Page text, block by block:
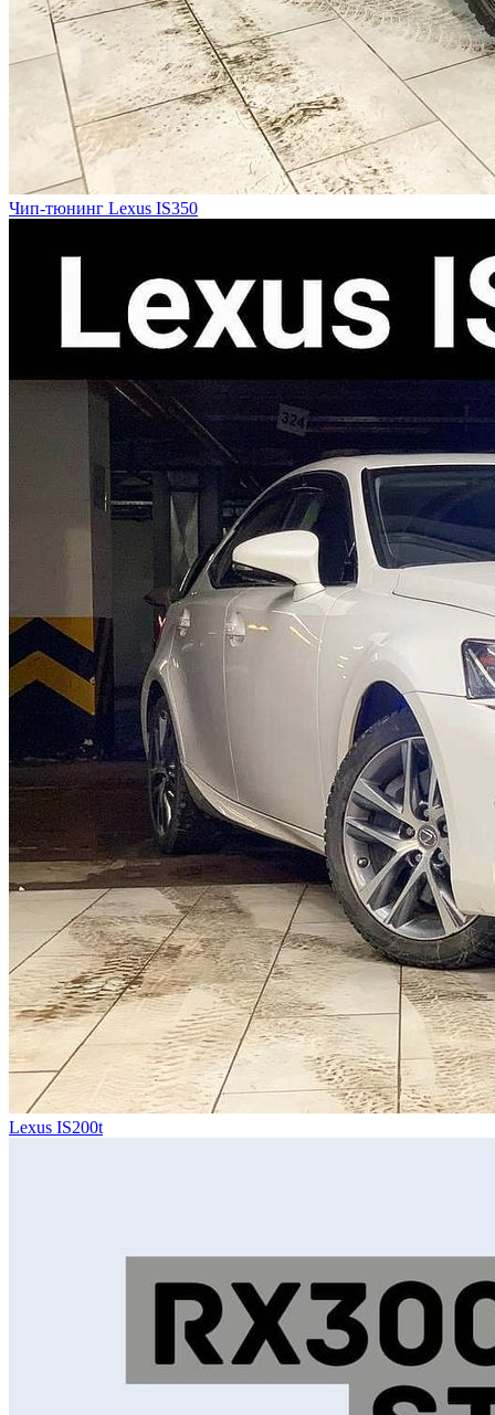
Чип-тюнинг Lexus IS350
Lexus IS200t